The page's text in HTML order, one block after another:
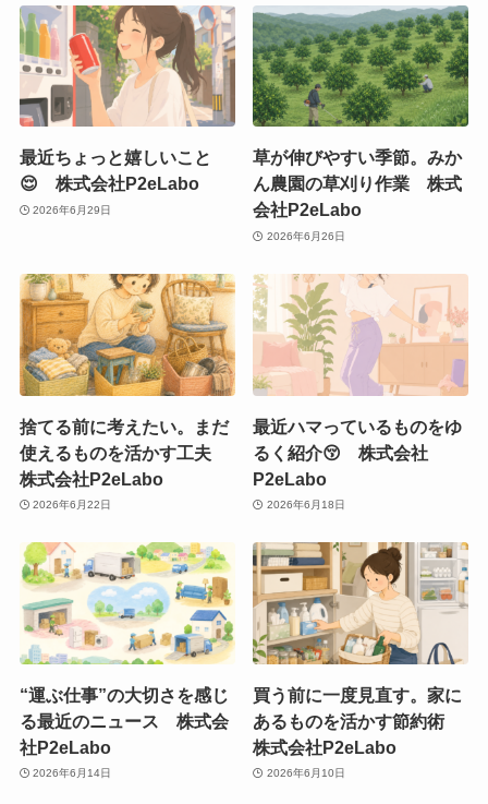
最近ちょっと嬉しいこと
😌 株式会社P2eLabo
2026年6月29日
草が伸びやすい季節。みか
ん農園の草刈り作業 株式
会社P2eLabo
2026年6月26日
捨てる前に考えたい。まだ
使えるものを活かす工夫
株式会社P2eLabo
2026年6月22日
最近ハマっているものをゆ
るく紹介😚 株式会社
P2eLabo
2026年6月18日
“運ぶ仕事”の大切さを感じ
る最近のニュース 株式会
社P2eLabo
2026年6月14日
買う前に一度見直す。家に
あるものを活かす節約術
株式会社P2eLabo
2026年6月10日